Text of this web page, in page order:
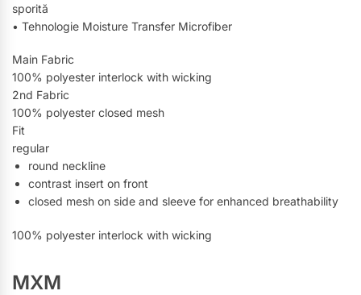
sporită
• Tehnologie Moisture Transfer Microfiber
Main Fabric
100% polyester interlock with wicking
2nd Fabric
100% polyester closed mesh
Fit
regular
round neckline
contrast insert on front
closed mesh on side and sleeve for enhanced breathability
100% polyester interlock with wicking
MXM